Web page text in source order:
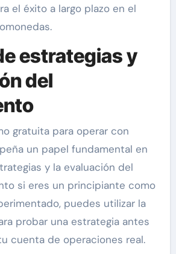
el éxito a largo plazo en el
estrategias y
del
gratuita para operar con
un papel fundamental en
y la evaluación del
si eres un principiante como
puedes utilizar la
probar una estrategia antes
cuenta de operaciones real.